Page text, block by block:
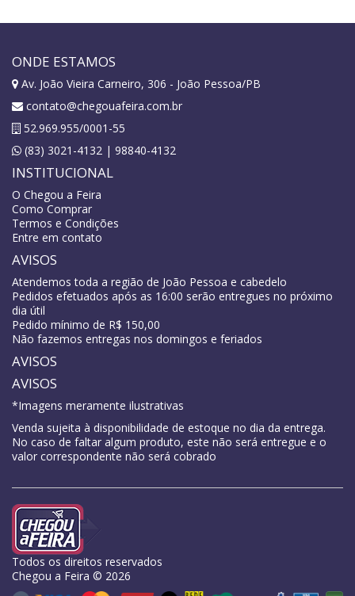
ONDE ESTAMOS
Av. João Vieira Carneiro, 306 - João Pessoa/PB
contato@chegouafeira.com.br
52.969.955/0001-55
(83) 3021-4132 | 98840-4132
INSTITUCIONAL
O Chegou a Feira
Como Comprar
Termos e Condições
Entre em contato
AVISOS
Atendemos toda a região de João Pessoa e cabedelo
Pedidos efetuados após as 16:00 serão entregues no próximo
dia útil
Pedido mínimo de R$ 150,00
Não fazemos entregas nos domingos e feriados
AVISOS
AVISOS
*Imagens meramente ilustrativas
Venda sujeita à disponibilidade de estoque no dia da entrega.
No caso de faltar algum produto, este não será entregue e o
valor correspondente não será cobrado
Todos os direitos reservados
Chegou a Feira © 2026